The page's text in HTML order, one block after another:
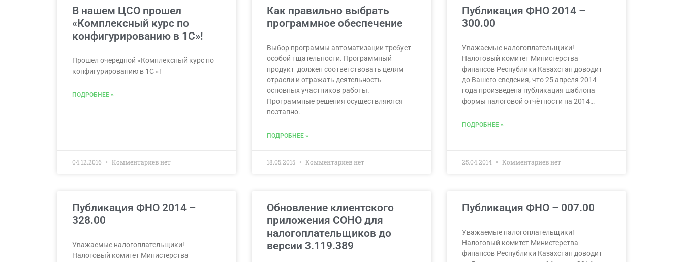
В нашем ЦСО прошел
«Комплексный курс по
конфигурированию в 1С»!
Прошел очередной «Комплексный курс по
конфигурированию в 1С «!
ПОДРОБНЕЕ »
04.12.2016 Комментариев нет
Как правильно выбрать
программное обеспечение
Выбор программы автоматизации требует
особой тщательности. Программный
продукт должен соответствовать целям
отрасли и отражать деятельность
основных участников работы.
Программные решения осуществляются
поэтапно.
ПОДРОБНЕЕ »
18.05.2015 Комментариев нет
Публикация ФНО 2014 –
300.00
Уважаемые налогоплательщики!
Налоговый комитет Министерства
финансов Республики Казахстан доводит
до Вашего сведения, что 25 апреля 2014
года произведена публикация шаблона
формы налоговой отчётности на 2014…
ПОДРОБНЕЕ »
25.04.2014 Комментариев нет
Публикация ФНО 2014 –
328.00
Уважаемые налогоплательщики!
Налоговый комитет Министерства
Обновление клиентского
приложения СОНО для
налогоплательщиков до
версии 3.119.389
Публикация ФНО – 007.00
Уважаемые налогоплательщики!
Налоговый комитет Министерства
финансов Республики Казахстан доводит